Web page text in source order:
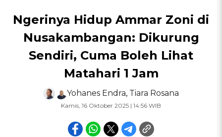
Ngerinya Hidup Ammar Zoni di
Nusakambangan: Dikurung
Sendiri, Cuma Boleh Lihat
Matahari 1 Jam
Yohanes Endra, Tiara Rosana
Kamis, 16 Oktober 2025 | 14:56 WIB